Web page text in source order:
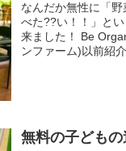
なんだか無性に「
べた??い！！」と
来ました！ Be
ンファーム)以前紹介
無料の子ども